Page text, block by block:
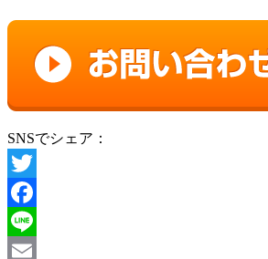
SNSでシェア：
Twitter
Facebook
Line